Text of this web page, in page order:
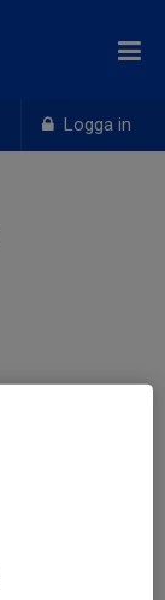
Logga in